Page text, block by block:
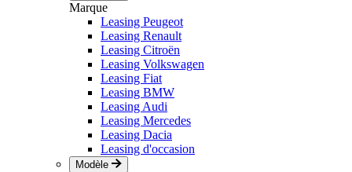
Marque
Leasing Peugeot
Leasing Renault
Leasing Citroën
Leasing Volkswagen
Leasing Fiat
Leasing BMW
Leasing Audi
Leasing Mercedes
Leasing Dacia
Leasing d'occasion
Modèle